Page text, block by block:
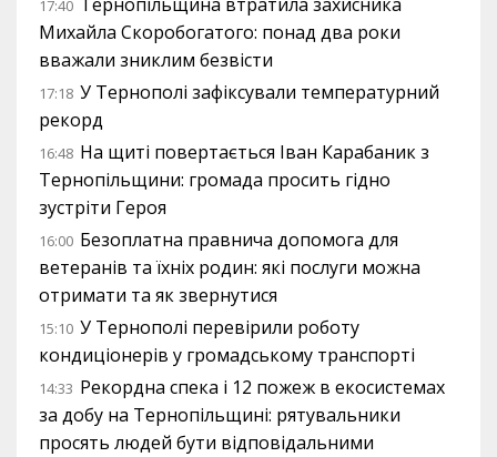
17:40
Михайла Скоробогатого: понад два роки
вважали зниклим безвісти
17:18 У Тернополі зафіксували температурний
рекорд
16:48 На щиті повертається Іван Карабаник з
Тернопільщини: громада просить гідно
зустріти Героя
16:00 Безоплатна правнича допомога для
ветеранів та їхніх родин: які послуги можна
отримати та як звернутися
15:10 У Тернополі перевірили роботу
кондиціонерів у громадському транспорті
14:33 Рекордна спека і 12 пожеж в екосистемах
за добу на Тернопільщині: рятувальники
просять людей бути відповідальними